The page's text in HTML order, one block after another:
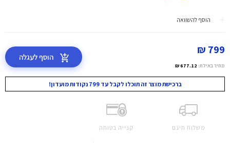
הוסף להשוואה
799 ₪
מחיר באילת: 677.12 ₪
הוסף לעגלה
ברכישת מוצר זה תוכלו לקבל עד 799 נקודות מועדון!
משלוח חינם קנייה בטוחה